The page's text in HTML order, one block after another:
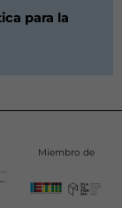
para la
Miembro de